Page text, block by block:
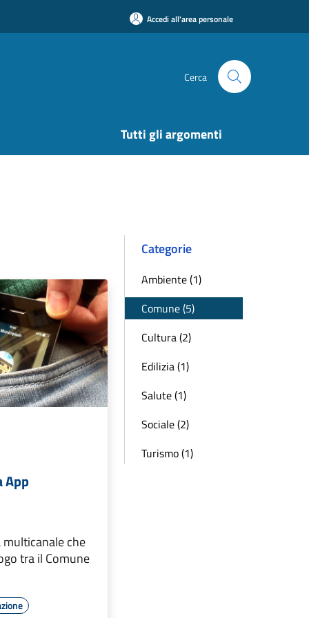
Accedi all'area personale
Cerca
Tutti gli argomenti
App
che
tra il Comune
Categorie
Ambiente (1)
Comune (5)
Cultura (2)
Edilizia (1)
Salute (1)
Sociale (2)
Turismo (1)